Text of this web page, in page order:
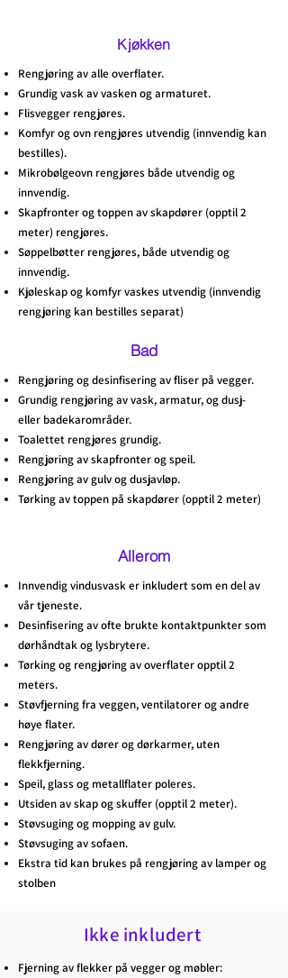
Kjøkken
Rengjøring av alle overflater.
Grundig vask av vasken og armaturet.
Flisvegger rengjøres.
Komfyr og ovn rengjøres utvendig (innvendig kan
bestilles).
Mikrobølgeovn rengjøres både utvendig og
innvendig.
Skapfronter og toppen av skapdører (opptil 2
meter) rengjøres.
Søppelbøtter rengjøres, både utvendig og
innvendig.
Kjøleskap og komfyr vaskes utvendig (innvendig
rengjøring kan bestilles separat)
Bad
Rengjøring og desinfisering av fliser på vegger.
Grundig rengjøring av vask, armatur, og dusj-
eller badekarområder.
Toalettet rengjøres grundig.
Rengjøring av skapfronter og speil.
Rengjøring av gulv og dusjavløp.
Tørking av toppen på skapdører (opptil 2 meter)
Allerom
Innvendig vindusvask er inkludert som en del av
vår tjeneste.
Desinfisering av ofte brukte kontaktpunkter som
dørhåndtak og lysbrytere.
Tørking og rengjøring av overflater opptil 2
meters.
Støvfjerning fra veggen, ventilatorer og andre
høye flater.
Rengjøring av dører og dørkarmer, uten
flekkfjerning.
Speil, glass og metallflater poleres.
Utsiden av skap og skuffer (opptil 2 meter).
Støvsuging og mopping av gulv.
Støvsuging av sofaen.
Ekstra tid kan brukes på rengjøring av lamper og
stolben
Ikke inkludert
Fjerning av flekker på vegger og møbler: